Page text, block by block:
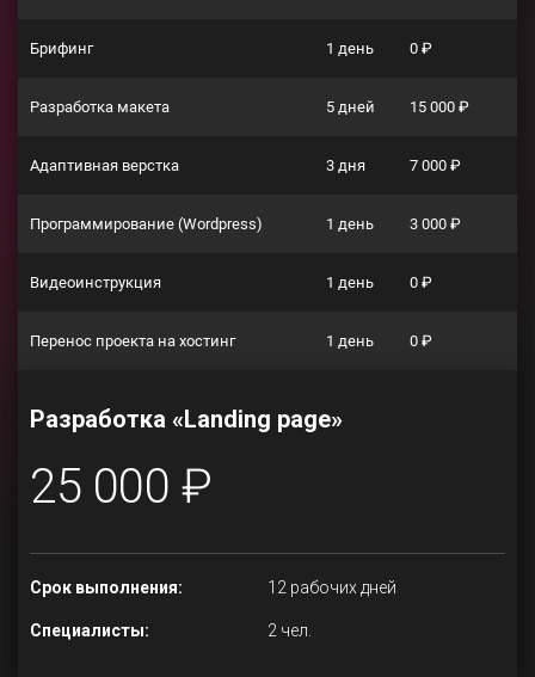
Брифинг 1 день 0 ₽
Разработка макета 5 дней 15 000 ₽
Адаптивная верстка 3 дня 7 000 ₽
Программирование (Wordpress) 1 день 3 000 ₽
Видеоинструкция 1 день 0 ₽
Перенос проекта на хостинг 1 день 0 ₽
Разработка «Landing page»
25 000 ₽
Срок выполнения: 12 рабочих дней
Специалисты: 2 чел.